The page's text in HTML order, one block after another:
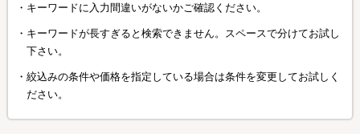
キーワードに入力間違いがないかご確認ください。
キーワードが長すぎると検索できません。スペースで分けてお試し
下さい。
絞込みの条件や価格を指定している場合は条件を変更してお試しく
ださい。